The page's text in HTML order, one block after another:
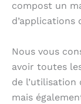
compost un
d’applications
Nous vous
avoir toutes
de l’utilisation
mais